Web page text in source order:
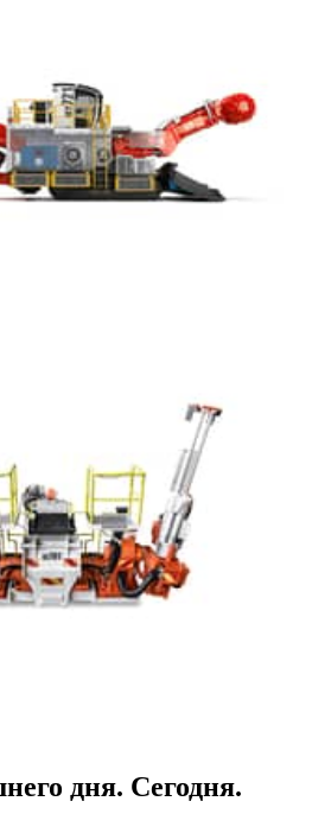
дня. Сегодня.